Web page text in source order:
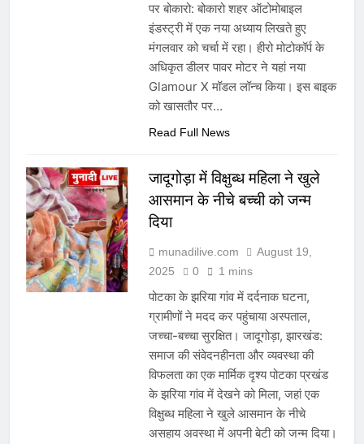
पर बोकारो: बोकारो शहर ऑटोमोबाइल
इंडस्ट्री में एक नया अध्याय लिखते हुए
मंगलवार को चर्चा में रहा। हीरो मोटोकॉर्प के
अधिकृत डीलर पावर मोटर ने यहां नया
Glamour X मॉडल लॉन्च किया। इस बाइक
को खासतौर पर…
Read Full News
जादूगोड़ा में विक्षुब्ध महिला ने खुले
आसमान के नीचे बच्ची को जन्म
दिया
munadilive.com
August 19,
2025
0 1 mins
पोटका के झरिया गांव में दर्दनाक घटना,
ग्रामीणों ने मदद कर पहुंचाया अस्पताल,
जच्चा-बच्चा सुरक्षित। जादूगोड़ा, झारखंड:
समाज की संवेदनहीनता और व्यवस्था की
विफलता का एक मार्मिक दृश्य पोटका प्रखंड
के झरिया गांव में देखने को मिला, जहां एक
विक्षुब्ध महिला ने खुले आसमान के नीचे
असहाय अवस्था में अपनी बेटी को जन्म दिया।